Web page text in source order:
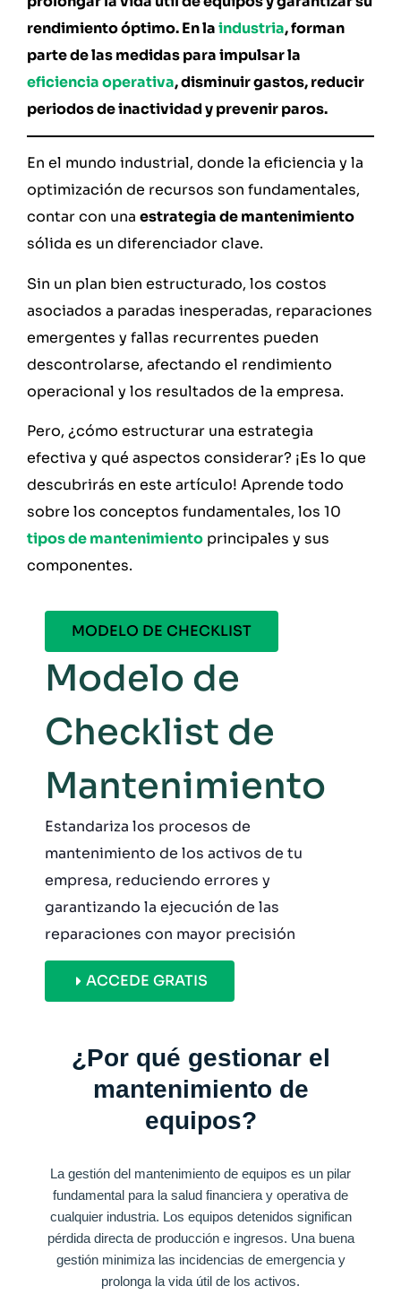
rendimiento óptimo. En laindustria, forman
parte de las medidas para impulsar la
eficiencia operativa, disminuir gastos, reducir
periodos de inactividad y prevenir paros.
En el mundo industrial, donde la eficiencia y la
optimización de recursos son fundamentales,
contar con una estrategia de mantenimiento
sólida es un diferenciador clave.
Sin un plan bien estructurado, los costos
asociados a paradas inesperadas, reparaciones
emergentes y fallas recurrentes pueden
descontrolarse, afectando el rendimiento
operacional y los resultados de la empresa.
Pero, ¿cómo estructurar una estrategia
efectiva y qué aspectos considerar? ¡Es lo que
descubrirás en este artículo! Aprende todo
sobre los conceptos fundamentales, los 10
tipos de mantenimiento principales y sus
componentes.
MODELO DE CHECKLIST
Modelo de
Checklist de
Mantenimiento
Estandariza los procesos de
mantenimiento de los activos de tu
empresa, reduciendo errores y
garantizando la ejecución de las
reparaciones con mayor precisión
ACCEDE GRATIS
¿Por qué gestionar el
mantenimiento de
equipos?
La gestión del mantenimiento de equipos es un pilar
fundamental para la salud financiera y operativa de
cualquier industria. Los equipos detenidos significan
pérdida directa de producción e ingresos. Una buena
gestión minimiza las incidencias de emergencia y
prolonga la vida útil de los activos.